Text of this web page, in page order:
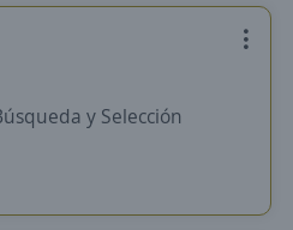
y Selección